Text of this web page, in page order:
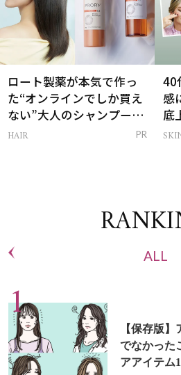
ロート製薬が本気で作っ
た“オンラインでしか買え
ない”大人のシャンプー＆
トリートメントって？
HAIR PR
40
感
底
ム
ALL
【保存版
でなかった
アアイテム